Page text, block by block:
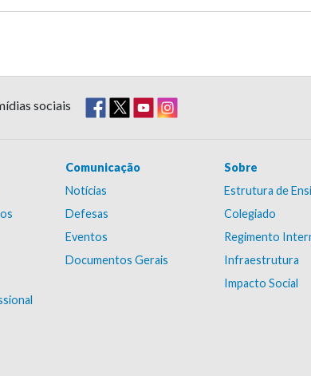
sociais
Comunicação
Notícias
Defesas
Eventos
Documentos Gerais
Sobre
Estrutura de
Colegiado
Regimento
Infraestrutura
Impacto Social